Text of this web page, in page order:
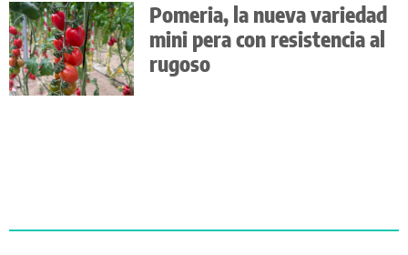
Pomeria, la nueva variedad
mini pera con resistencia al
rugoso